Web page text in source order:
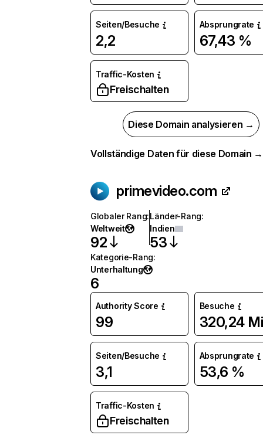
Seiten/Besuche
2,2
Absprungrate
67,43 %
Traffic-Kosten
Freischalten
Diese Domain analysieren →
Vollständige Daten für diese Domain →
primevideo.com
Globaler Rang:
Weltweit
92
Länder-Rang:
Indien
53
Kategorie-Rang:
Unterhaltung
6
Authority Score
99
Besuche
320,24
Seiten/Besuche
3,1
Absprungrate
53,6 %
Traffic-Kosten
Freischalten